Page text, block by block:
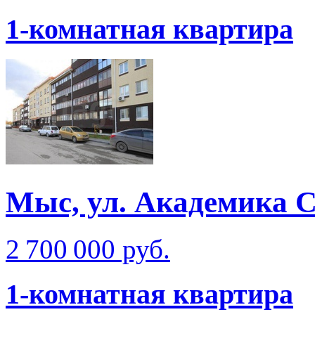
1-комнатная квартира
Мыс, ул. Академика
2 700 000 руб.
1-комнатная квартира